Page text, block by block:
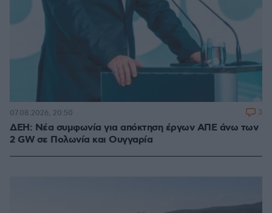
ΔΕΗ: Νέα συμφωνία για απόκτηση έργων ΑΠΕ άνω των
2 GW σε Πολωνία και Ουγγαρία
07.08.2026, 20:50 3